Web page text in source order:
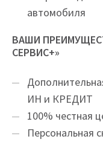
автомобиля
ВАШИ
СЕРВИС+»
ИН и КРЕДИТ
100% честная
Персональная